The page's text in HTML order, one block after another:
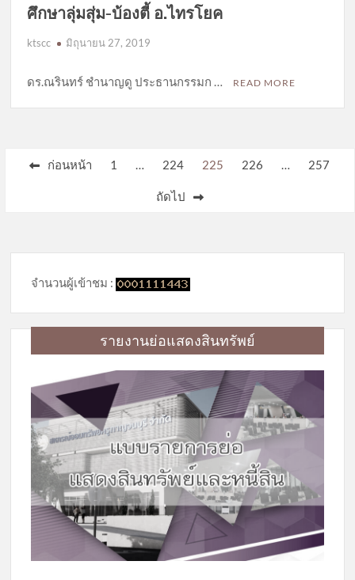
ศึกษาลุ่มสุ่ม-บ้องตี้ อ.ไทรโยค
ktscc มิถุนายน 27, 2019
ดร.ณรินทร์ ชำนาญดู ประธานกรรมก … READ MORE
Postsก่อนหน้า 1 … 224 225 226 … 257
ถัดไป
จำนวนผู้เข้าชม :
รายงานย่อแสดงสินทรัพย์